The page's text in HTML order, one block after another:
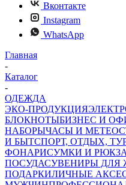
Вконтакте
Instagram
WhatsApp
Главная
-
Каталог
-
ОДЕЖДА
ЭКО-ПРОДУКЦИЯ
БЛОКНОТЫБИЗНЕС И
НАБОРЫЧАСЫ И
И БЫТСПОРТ, ОТДЫХ,
ФОНАРИСУМКИ И
ПОСУДАСУВЕНИРЫ ДЛЯ
ПОДАРКИЛИЧНЫЕ